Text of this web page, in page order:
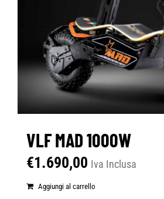
VLF MAD 1000W
€1.690,00 Iva Inclusa
Aggiungi al carrello